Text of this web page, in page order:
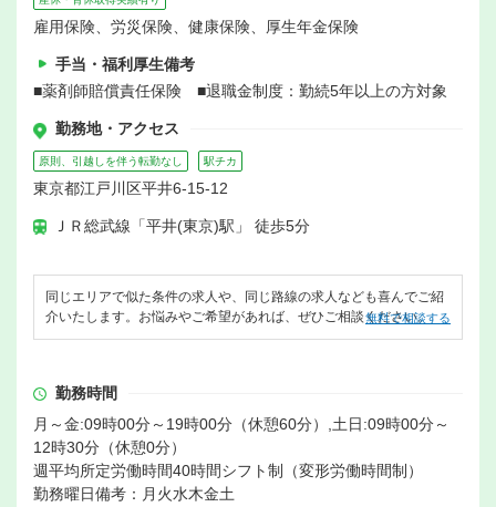
雇用保険、労災保険、健康保険、厚生年金保険
手当・福利厚生備考
■薬剤師賠償責任保険 ■退職金制度：勤続5年以上の方対象
勤務地・アクセス
原則、引越しを伴う転勤なし 駅チカ
東京都江戸川区平井6-15-12
ＪＲ総武線「平井(東京)駅」 徒歩5分
同じエリアで似た条件の求人や、同じ路線の求人なども喜んでご紹
介いたします。お悩みやご希望があれば、ぜひご相談ください。
無料で相談する
勤務時間
月～金:09時00分～19時00分（休憩60分）,土日:09時00分～
12時30分（休憩0分）
週平均所定労働時間40時間シフト制（変形労働時間制）
勤務曜日備考：月火水木金土